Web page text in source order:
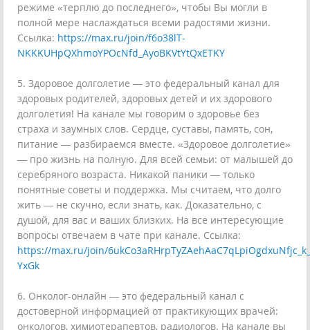
режиме «терплю до последнего», чтобы Вы могли в
полной мере наслаждаться всеми радостями жизни.
Ссылка: https://max.ru/join/f6o38lT-
NKKKUHpQXhmoYPOcNfd_AyoBKVtYtQxETKY
5. Здоровое долголетие — это федеральный канал для
здоровых родителей, здоровых детей и их здорового
долголетия! На канале мы говорим о здоровье без
страха и заумных слов. Сердце, суставы, память, сон,
питание — разбираемся вместе. «Здоровое долголетие»
— про жизнь на полную. Для всей семьи: от малышей до
серебряного возраста. Никакой паники — только
понятные советы и поддержка. Мы считаем, что долго
жить — не скучно, если знать, как. Доказательно, с
душой, для вас и ваших близких. На все интересующие
вопросы отвечаем в чате при канале. Ссылка:
https://max.ru/join/
YxGk
6. Онколог-онлайн — это федеральный канал с
достоверной информацией от практикующих врачей:
онкологов, химиотерапевтов, радиологов. На канале вы